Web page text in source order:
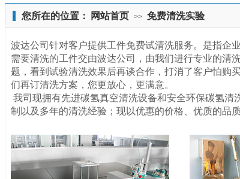
您所在的位置： 网站首页 >> 免费清洗实验
波达公司针对客户提供工件免费试清洗服务。是指企
需要清洗的工件交由波达公司，由我们进行专业的清
题，看到试验清洗效果后再谈合作，打消了客户怕购
们再订清洗方案，您更放心，更满意。
我司现拥有先进碳氢真空清洗设备和安全环保碳氢
制以及多年的清洗经验；现以优惠的价格、优质的